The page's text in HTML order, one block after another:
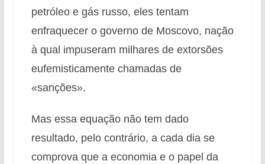
petróleo e gás russo, eles tentam
enfraquecer o governo de Moscovo, nação
à qual impuseram milhares de extorsões
eufemisticamente chamadas de
«sanções».
Mas essa equação não tem dado
resultado, pelo contrário, a cada dia se
comprova que a economia e o papel da